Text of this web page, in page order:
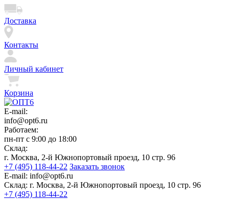
Доставка
Контакты
Личный кабинет
Корзина
E-mail:
info@opt6.ru
Работаем:
пн-пт с 9:00 до 18:00
Склад:
г. Москва, 2-й Южнопортовый проезд, 10 стр. 96
+7 (495) 118-44-22 Заказать звонок
E-mail: info@opt6.ru
Склад: г. Москва, 2-й Южнопортовый проезд, 10 стр. 96
+7 (495) 118-44-22